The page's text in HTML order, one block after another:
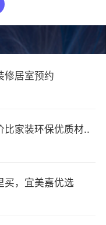
修居室预约
比家装环保优质材..
买，宜美嘉优选